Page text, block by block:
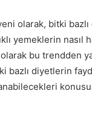
olarak, bitki
yemeklerin nasıl
bu trendden
bazlı diyetlerin